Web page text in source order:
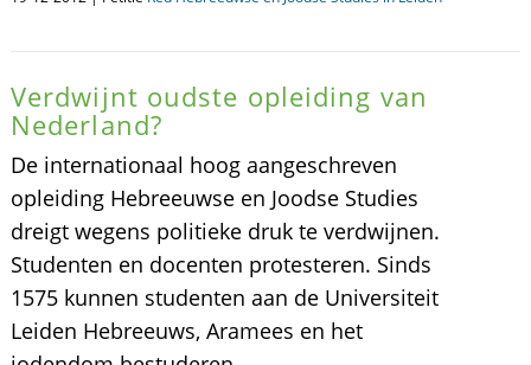
Verdwijnt oudste opleiding van
Nederland?
De internationaal hoog aangeschreven
opleiding Hebreeuwse en Joodse Studies
dreigt wegens politieke druk te verdwijnen.
Studenten en docenten protesteren. Sinds
1575 kunnen studenten aan de Universiteit
Leiden Hebreeuws, Aramees en het